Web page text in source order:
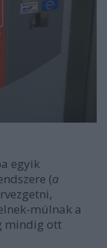
egyik
(a
múlnak a
mindig ott